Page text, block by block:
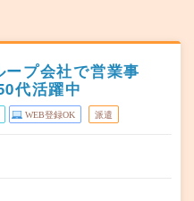
ープ会社で営業事
代活躍中
WEB登録OK 派遣